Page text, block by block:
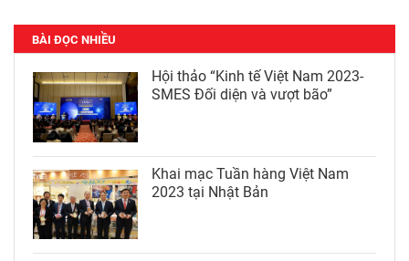
BÀI ĐỌC NHIỀU
Hội thảo “Kinh tế Việt Nam 2023-
SMES Đối diện và vượt bão”
Khai mạc Tuần hàng Việt Nam
2023 tại Nhật Bản